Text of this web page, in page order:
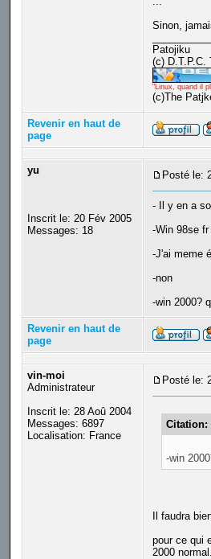
Sinon,
Patojiku
(c) D.T.P.C.
"Linux, quand il
(c)The
Revenir en haut de
page
yu
Inscrit le: 20 Fév 2005
Messages: 18
Posté le:
- Il y en a
-Win 98se fr
-J'ai meme
-non
-win 2000?
Revenir en haut de
page
vin-moi
Administrateur
Inscrit le: 28 Aoû 2004
Messages: 6897
Localisation: France
Posté le:
Citation:
-win
Il faudra
pour ce qui
2000 normal.